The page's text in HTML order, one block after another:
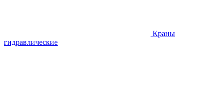
Краны
гидравлические